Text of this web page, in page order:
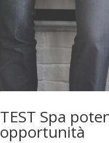
TEST Spa
opportunità